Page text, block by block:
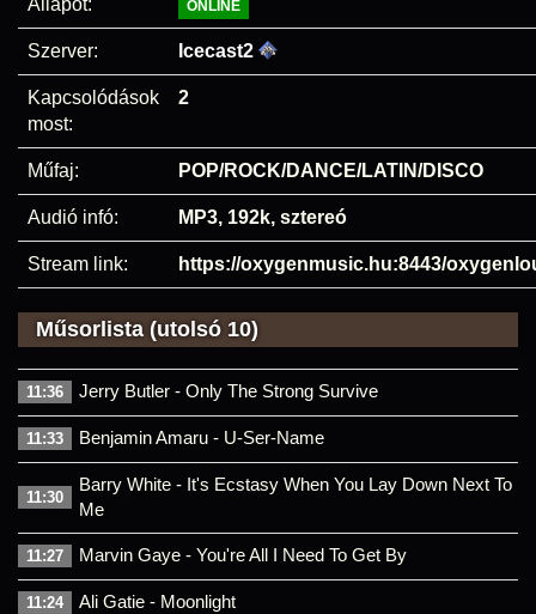
Állapot: ONLINE
Szerver: Icecast2
Kapcsolódások
most:
2
Műfaj: POP/ROCK/DANCE/LATIN/DISCO
Audió infó: MP3, 192k, sztereó
Stream link: https://oxygenmusic.hu:8443/
Műsorlista (utolsó 10)
11:36 Jerry Butler - Only The Strong Survive
11:33 Benjamin Amaru - U-Ser-Name
11:30
Barry White - It's Ecstasy When You Lay Down Next To
Me
11:27 Marvin Gaye - You're All I Need To Get By
11:24 Ali Gatie - Moonlight